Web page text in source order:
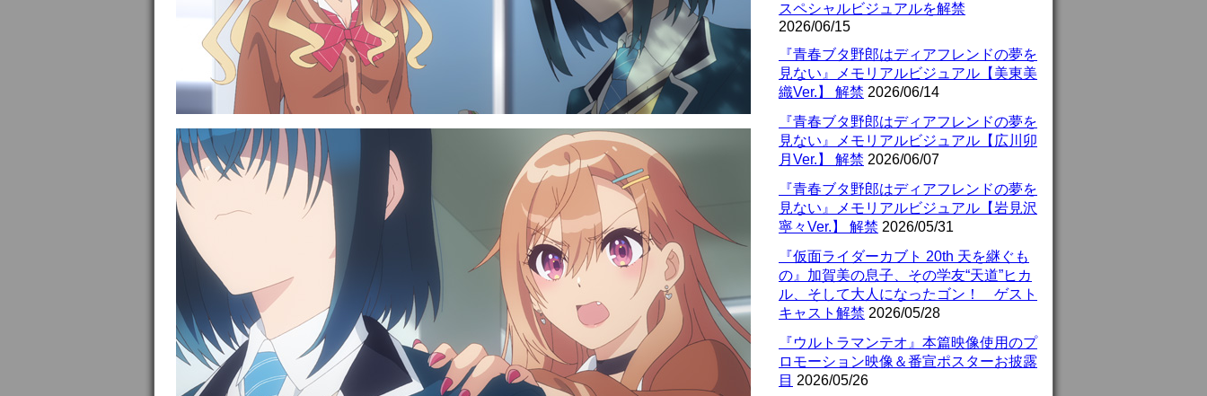
スペシャルビジュアルを解禁
2026/06/15
『青春ブタ野郎はディアフレンドの夢を
見ない』メモリアルビジュアル【美東美
織Ver.】 解禁 2026/06/14
『青春ブタ野郎はディアフレンドの夢を
見ない』メモリアルビジュアル【広川卯
月Ver.】 解禁 2026/06/07
『青春ブタ野郎はディアフレンドの夢を
見ない』メモリアルビジュアル【岩見沢
寧々Ver.】 解禁 2026/05/31
『仮面ライダーカブト 20th 天を継ぐも
の』加賀美の息子、その学友“天道”ヒカ
ル、そして大人になったゴン！ ゲスト
キャスト解禁 2026/05/28
『ウルトラマンテオ』本篇映像使用のプ
ロモーション映像＆番宣ポスターお披露
目 2026/05/26